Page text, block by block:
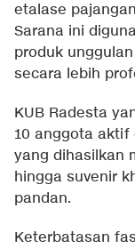
etalase
Sarana ini
produk
secara lebih
KUB Radesta
10 anggota aktif
yang dihasilkan
hingga suvenir
pandan.
Keterbatasan